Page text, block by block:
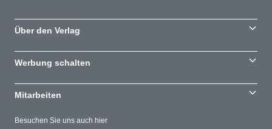
Besuchen Sie uns auch hier
Über den Verlag
Werbung schalten
Mitarbeiten